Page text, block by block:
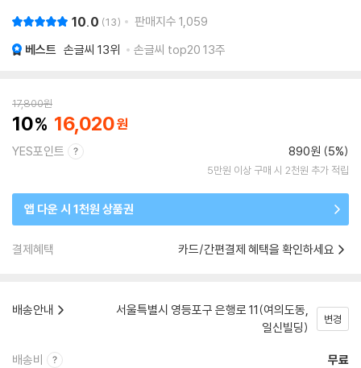
10.0 13 판매지수 1,059
베스트 손글씨 13위 손글씨 top20 13주
17,800원
10 16,020
YES포인트 890원 (5%)
5만원 이상 구매 시 2천원 추가 적립
앱 다운 시 1천원 상품권
결제혜택 카드/간편결제 혜택을 확인하세요
배송안내
서울특별시 영등포구 은행로 11(여의도동,
일신빌딩)
변경
배송비 무료